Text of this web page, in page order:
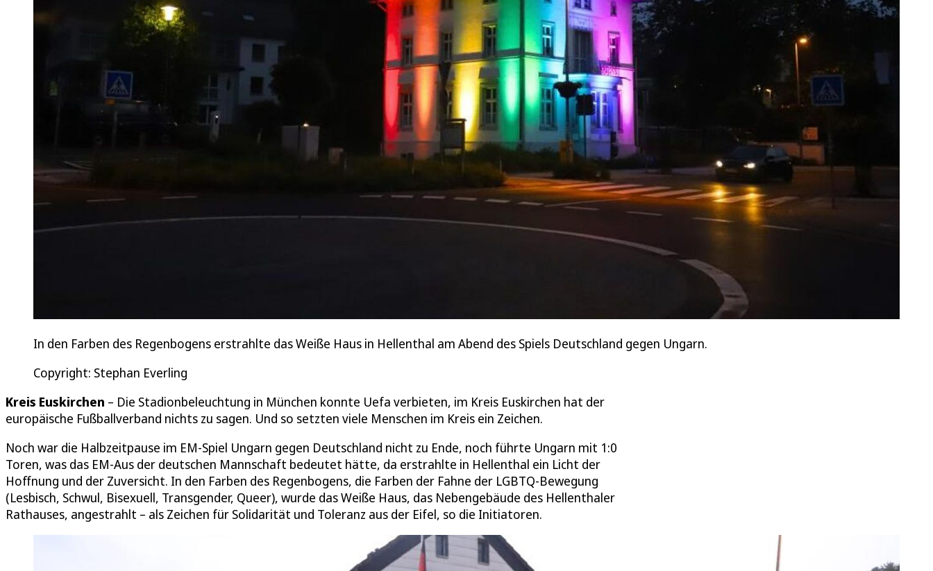
In den Farben des Regenbogens erstrahlte das Weiße Haus in Hellenthal am Abend des Spiels Deutschland gegen Ungarn.
Copyright: Stephan Everling
Kreis Euskirchen – Die Stadionbeleuchtung in München konnte Uefa verbieten, im Kreis Euskirchen hat der
europäische Fußballverband nichts zu sagen. Und so setzten viele Menschen im Kreis ein Zeichen.
Noch war die Halbzeitpause im EM-Spiel Ungarn gegen Deutschland nicht zu Ende, noch führte Ungarn mit 1:0
Toren, was das EM-Aus der deutschen Mannschaft bedeutet hätte, da erstrahlte in Hellenthal ein Licht der
Hoffnung und der Zuversicht. In den Farben des Regenbogens, die Farben der Fahne der LGBTQ-Bewegung
(Lesbisch, Schwul, Bisexuell, Transgender, Queer), wurde das Weiße Haus, das Nebengebäude des Hellenthaler
Rathauses, angestrahlt – als Zeichen für Solidarität und Toleranz aus der Eifel, so die Initiatoren.